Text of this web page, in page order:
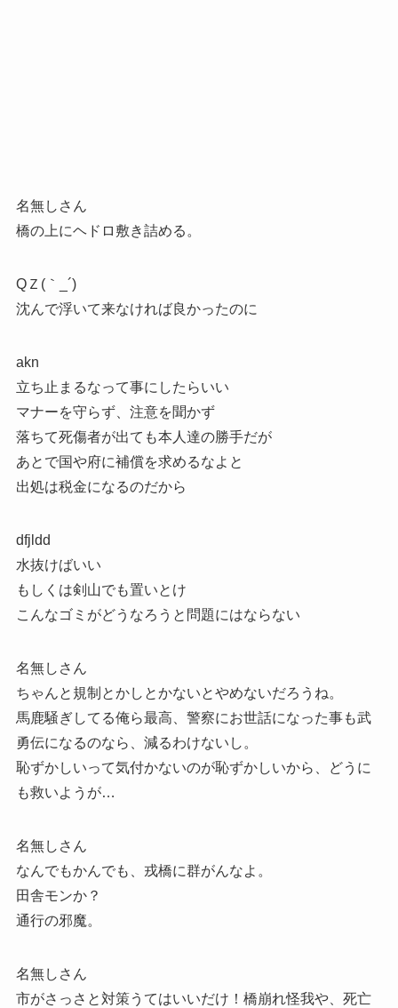
名無しさん
橋の上にヘドロ敷き詰める。
QＺ(｀_´)ゞ
沈んで浮いて来なければ良かったのに
akn
立ち止まるなって事にしたらいい
マナーを守らず、注意を聞かず
落ちて死傷者が出ても本人達の勝手だが
あとで国や府に補償を求めるなよと
出処は税金になるのだから
dfjldd
水抜けばいい
もしくは剣山でも置いとけ
こんなゴミがどうなろうと問題にはならない
名無しさん
ちゃんと規制とかしとかないとやめないだろうね。
馬鹿騒ぎしてる俺ら最高、警察にお世話になった事も武
勇伝になるのなら、減るわけないし。
恥ずかしいって気付かないのが恥ずかしいから、どうに
も救いようが…
名無しさん
なんでもかんでも、戎橋に群がんなよ。
田舎モンか？
通行の邪魔。
名無しさん
市がさっさと対策うてはいいだけ！橋崩れ怪我や、死亡